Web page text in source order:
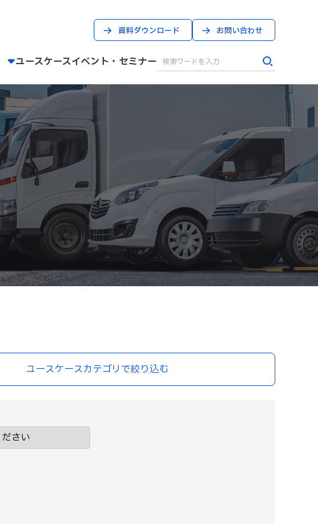
資料ダウンロード お問い合わせ
ユースケースイベント・セミナー
ユースケースカテゴリで絞り込む